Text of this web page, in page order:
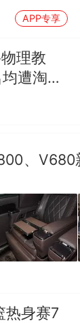
APP专享
理教
遭淘
停招
、V680
热身赛7